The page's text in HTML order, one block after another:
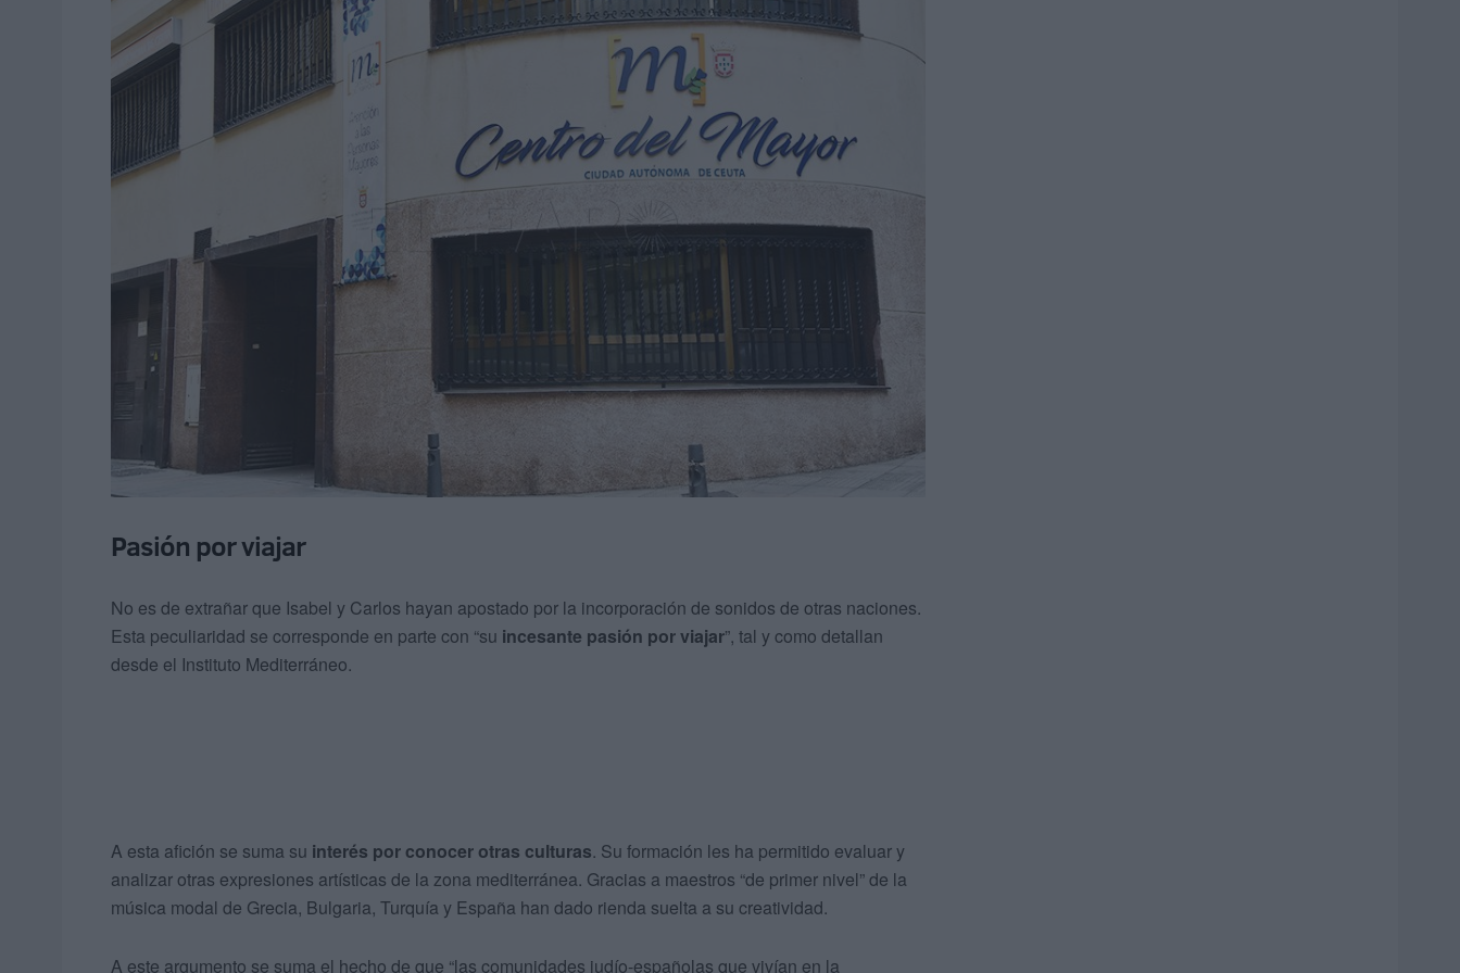
Pasión por viajar
No es de extrañar que Isabel y Carlos hayan apostado por la incorporación de sonidos de otras naciones.
Esta peculiaridad se corresponde en parte con “su incesante pasión por viajar”, tal y como detallan
desde el Instituto Mediterráneo.
A esta afición se suma su interés por conocer otras culturas. Su formación les ha permitido evaluar y
analizar otras expresiones artísticas de la zona mediterránea. Gracias a maestros “de primer nivel” de la
música modal de Grecia, Bulgaria, Turquía y España han dado rienda suelta a su creatividad.
A este argumento se suma el hecho de que “las comunidades judío-españolas que vivían en la